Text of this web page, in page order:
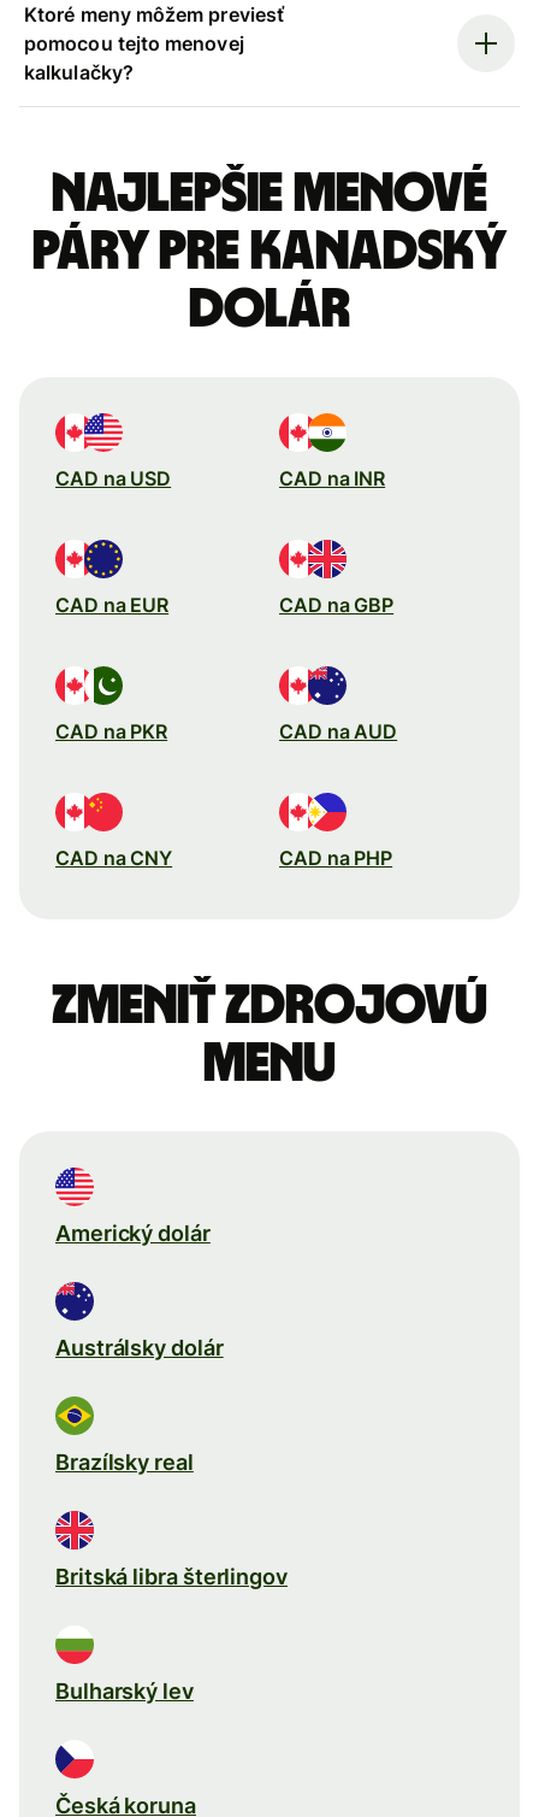
Ktoré meny môžem previesť
pomocou tejto menovej
kalkulačky?
Najlepšie menové
páry pre Kanadský
dolár
CAD na USD CAD na INR
CAD na EUR CAD na GBP
CAD na PKR CAD na AUD
CAD na CNY CAD na PHP
Zmeniť zdrojovú
menu
Americký dolár
Austrálsky dolár
Brazílsky real
Britská libra šterlingov
Bulharský lev
Česká koruna